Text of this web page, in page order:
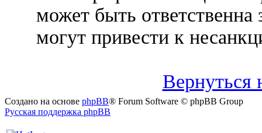
может быть ответственна
могут привести к
Вернуться
Создано на основе phpBB® Forum Software © phpBB Group
Русская поддержка phpBB